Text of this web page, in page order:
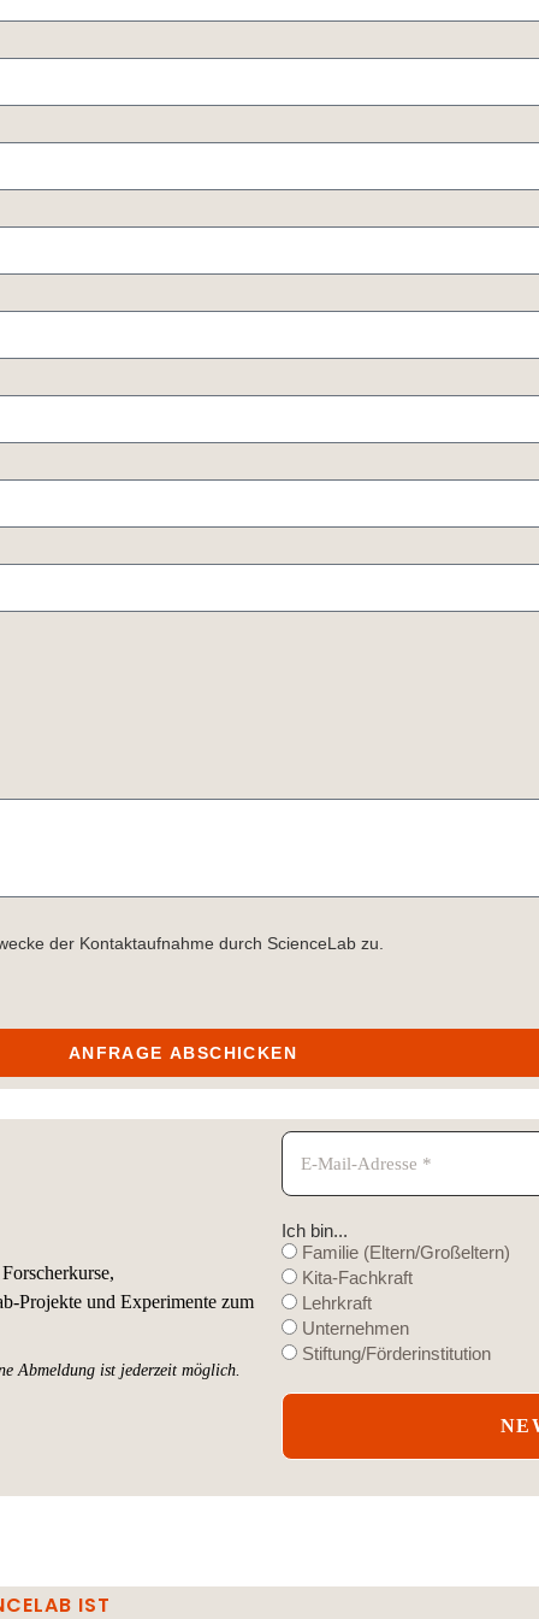
der Kontaktaufnahme durch ScienceLab zu.
ANFRAGE ABSCHICKEN
Projekte und Experimente zum
Abmeldung ist jederzeit möglich.
Ich bin...
Familie (Eltern/Großeltern)
Kita-Fachkraft
Lehrkraft
Unternehmen
Stiftung/Förderinstitution
IST